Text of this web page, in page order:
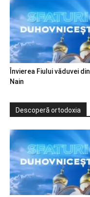
Învierea Fiului văduvei din
Nain
Descoperă ortodoxia